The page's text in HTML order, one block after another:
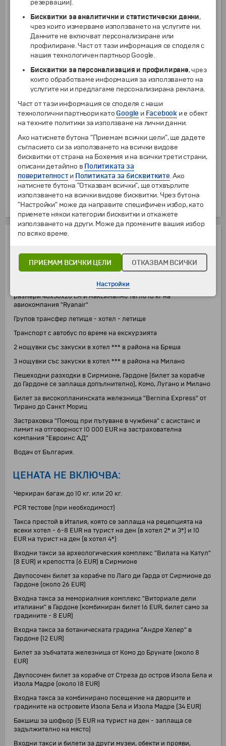
Чекиран багаж до 20 кг (в двете посоки) - цената подлежи на
Доплащане за съседни места в самолета (отиване и връщане ) - на
турист (подлежи на потвърждение)
от 1 г. 40.30€
Специална услуга: Нощувка в хотел "Хемус" *** преди отпътуване
(цена на турист при настаняване в двойна стая без закуска)
1 г.
(цена на турист при настаняване в единична стая без закуска)
от 1 г. 42 €
от2 г. 75€
Специална услуга: Нощувка в хотел "Хемус" *** след пристигане
(цена на турист при настаняване в двойна стая без закуска)
от0 г.
Място до пътеката в самолета (в двете посоки) - подлежи на
потвърждение
от2 г. 15€
ЦЕНАТА ВКЛЮЧВА:
Самолетен билет и летищни такси София - Бергамо - София на
авиокомпания "Wizz Air" или "Ryanair"
максимално тегло 10 кг на авиокомпания "Wizz Air" или с
размери 40x30x20 см и максимално тегло 10 кг на
авиокомпания "Ryanair"
Групов трансфер летище - хотел - летище
Транспорт с автобус по време на екскурзията
2 нощувки със закуски в хотел *** в района на Бреша
3 нощувки със закуски в хотел *** в района на Милано
Пешеходни разходки в Сирмионе, Гардоне (билет за корабче
до Гардоне се заплаща допълнително), Комо, Лугано и Милано
Билет за високопланинската железница "Bernina Express" от
Тирано до Санкт Мориц
Застраховка "Помощ при пътуване в чужбина" с асистанс и
лимит на отговорност 10 000 EUR на застрахователна
компания "Евроинс АД"
Водач от България.
ЦЕНАТА НЕ ВКЛЮЧВА:
Черкиран багаж до 10 кг. или 20 кг.
PCR тестове (при необходимост)
Такса престой в Италия, която се заплаща на рецепцията на
всеки хотел - 6-8 EUR на турист на ден (в хотел 2* и 3*) и 10
EUR на турист на ден (в хотел 4*)
Входни такси за археологическия комплекс "Вилата на Катул"
(8 ЕUR) и крепостта (6 ЕUR) в Сирмионе
Двупосочен билет за корабче по Лаго ди Гарда от Сирмионе до
Гардоне (около 26 EUR)
Входна такса за мемориалния комплекс "Виториале дели
италиани" в Гардоне (комбиниран билет 16 EUR, билет само за
градините - 8 EUR)
Входна такса за ботаническата градина "Андре Хелер" в
Гардоне (12 EUR)
Билет за зъбчатата железница от Комо до Брунате (около 8
EUR)
Двупосочен билет за корабче от Стреза до остров Изола Бела и
Изола Мадре (около 18 EUR)
Входна такса за комбинирано посещение на дворците и
градините на островите Изола Бела и Изола Мадре (34 EUR)
Бакшиш за шофьор (5 EUR на турист на ден - заплаща се
задължително на място)
Входни такси и билети за други музеи, обекти и прояви,
резервации).
Бисквитки за аналитични и статистически данни,
чрез които измерваме използването на услугите ни.
Данните не включват персонализиране или
профилиране. Част от тази информация се споделя с
нашия технологичен партньор Google.
Бисквитки за персонализация и профилиране, чрез
които обработваме информация за използването на
услугите ни и предлагаме персонализирана реклама.
Част от тази информация се споделя с наши
технологични партньори като Google и Facebook и е обект
на техните политики за използване на лични данни.
Ако натиснете бутона "Приемам всички цели", ще дадете
съгласието си за използването на всички видове
бисквитки от страна на Бохемия и на всички трети страни,
описани детайлно в Политиката за
поверителности Политиката за бисквитките. Ако
натиснете бутона "Отказвам всички", ще отхвърлите
използването на всички видове бисквитки. Чрез бутона
"Настройки" може да направите специфичен избор, като
приемете някои категории бисквитки и откажете
използването на други. Може да промените вашия избор
по всяко време.
ПРИЕМАМ ВСИЧКИ ЦЕЛИ ОТКАЗВАМ ВСИЧКИ
Настройки